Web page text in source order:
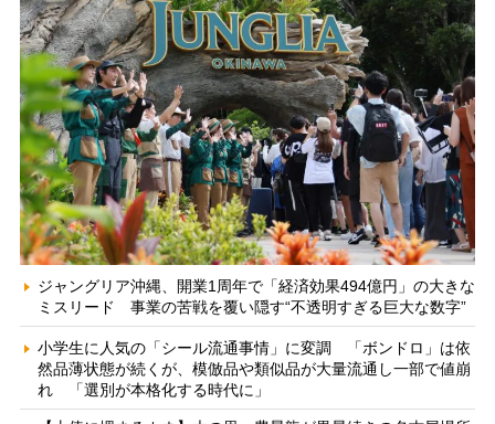
ジャングリア沖縄、開業1周年で「経済効果494億円」の大きな
ミスリード 事業の苦戦を覆い隠す“不透明すぎる巨大な数字”
小学生に人気の「シール流通事情」に変調 「ボンドロ」は依
然品薄状態が続くが、模倣品や類似品が大量流通し一部で値崩
れ 「選別が本格化する時代に」